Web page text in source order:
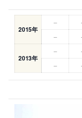
2015年
–
–
2013年
–
–